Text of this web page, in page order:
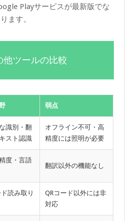
Playサービスが最新版でな
ます。
他ツールの比較
弱点
識別・翻
スト認識
オフライン不可・高
精度には照明が必要
度・言語
翻訳以外の機能なし
読み取り
QRコード以外には非
対応